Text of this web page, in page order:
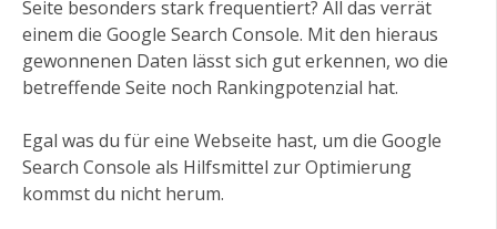
Seite besonders stark frequentiert? All das verrät
einem die Google Search Console. Mit den hieraus
gewonnenen Daten lässt sich gut erkennen, wo die
betreffende Seite noch Rankingpotenzial hat.
Egal was du für eine Webseite hast, um die Google
Search Console als Hilfsmittel zur Optimierung
kommst du nicht herum.